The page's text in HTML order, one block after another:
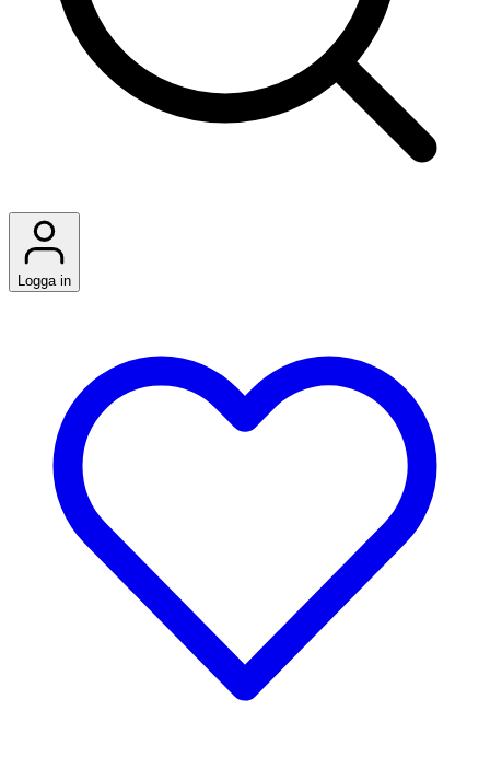
Logga in